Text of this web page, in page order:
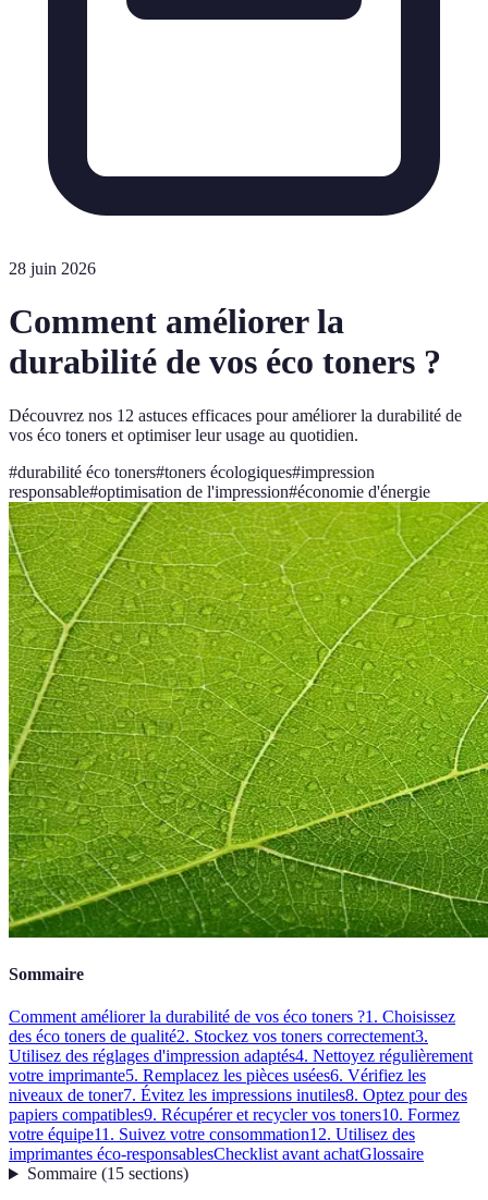
28 juin 2026
Comment améliorer la
durabilité de vos éco toners ?
Découvrez nos 12 astuces efficaces pour améliorer la durabilité de
vos éco toners et optimiser leur usage au quotidien.
#durabilité éco toners#toners écologiques#impression
responsable#optimisation de l'impression#économie d'énergie
Sommaire
Comment améliorer la durabilité de vos éco toners ?1. Choisissez
des éco toners de qualité2. Stockez vos toners correctement3.
Utilisez des réglages d'impression adaptés4. Nettoyez régulièrement
votre imprimante5. Remplacez les pièces usées6. Vérifiez les
niveaux de toner7. Évitez les impressions inutiles8. Optez pour des
papiers compatibles9. Récupérer et recycler vos toners10. Formez
votre équipe11. Suivez votre consommation12. Utilisez des
imprimantes éco-responsablesChecklist avant achatGlossaire
Sommaire(15 sections)